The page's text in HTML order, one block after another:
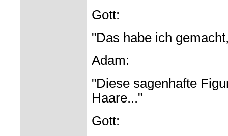
Gott:
"Das habe ich
Adam:
"Diese sagenhafte
Haare..."
Gott: